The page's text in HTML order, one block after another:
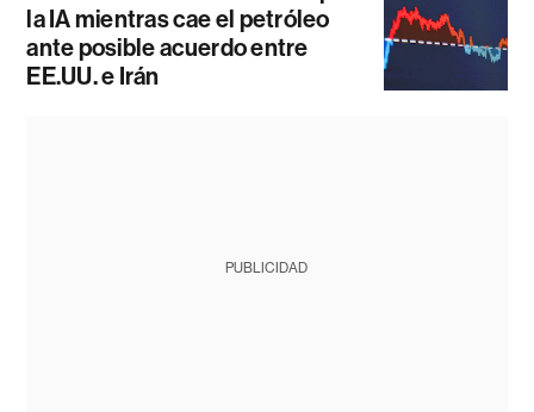
la IA mientras cae el petróleo
ante posible acuerdo entre
EE.UU. e Irán
PUBLICIDAD